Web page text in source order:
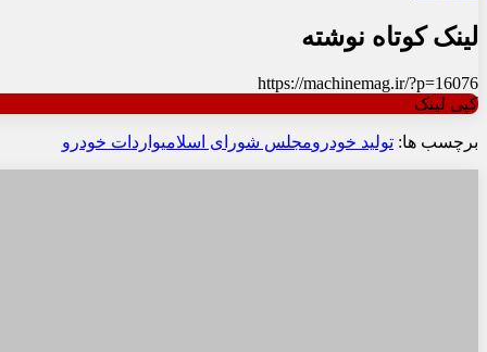
لینک کوتاه نوشته
https://machinemag.ir/?p=16076
کپی لینک
برچسب ها: تولید خودرومجلس شورای اسلامیواردات خودرو